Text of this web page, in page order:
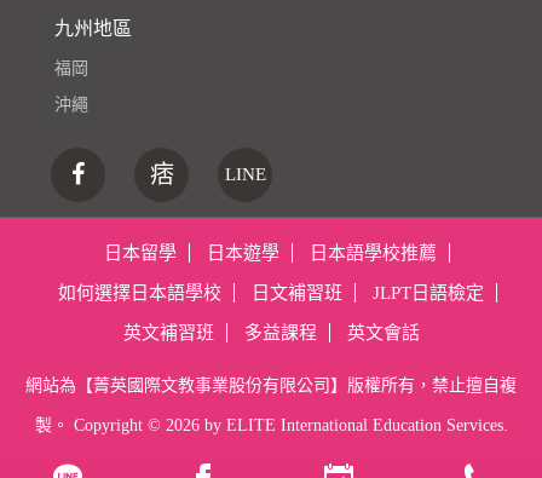
九州地區
福岡
沖繩
痞 LINE
日本留學 日本遊學 日本語學校推薦
如何選擇日本語學校 日文補習班 JLPT日語檢定
英文補習班 多益課程 英文會話
網站為【菁英國際文教事業股份有限公司】版權所有，禁止擅自複
製。 Copyright © 2026 by ELITE International Education Services.